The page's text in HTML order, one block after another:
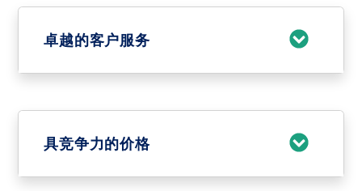
卓越的客户服务
具竞争力的价格